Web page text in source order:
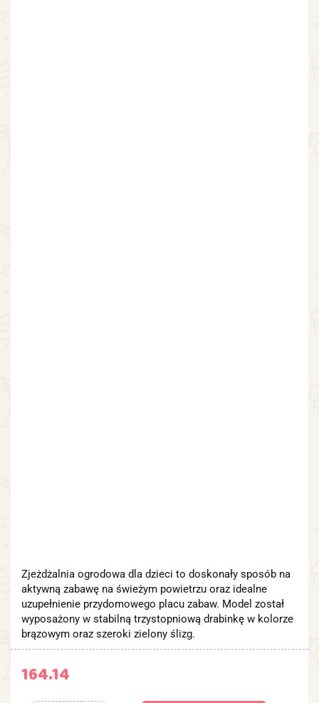
Zjeżdżalnia ogrodowa dla dzieci to doskonały sposób na
aktywną zabawę na świeżym powietrzu oraz idealne
uzupełnienie przydomowego placu zabaw. Model został
wyposażony w stabilną trzystopniową drabinkę w kolorze
brązowym oraz szeroki zielony ślizg.
164.14